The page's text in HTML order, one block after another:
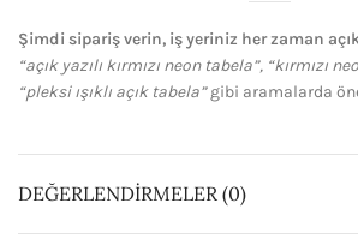
Şimdi sipariş verin, iş yeriniz her zaman
“açık yazılı kırmızı neon tabela”, “kırmızı
“pleksi ışıklı açık tabela”gibi aramalarda öne
DEĞERLENDIRMELER (0)